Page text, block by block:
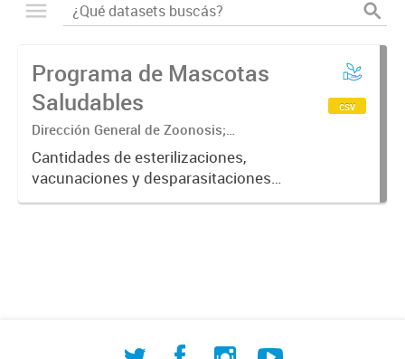
Programa de Mascotas
Saludables
Dirección General de Zoonosis;
Subsecretaría de Contralor ambiental;
Secretaría de Ambiente y Desarrollo
sustentable
Cantidades de esterilizaciones,
vacunaciones y desparasitaciones
realizadas a mascotas ordenadas
csv